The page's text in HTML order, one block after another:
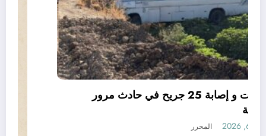
06 وفيات و إصابة 25 جريح في حادث مرور
بقسنطينة
أغسطس 6, 2026